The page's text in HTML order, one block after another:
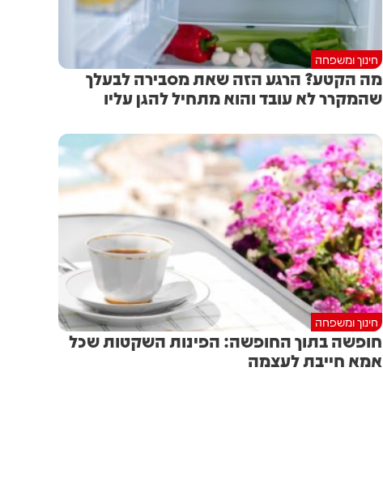
חינוך ומשפחה
מה הקטע? הרגע הזה שאת מסבירה לבעלך
שהמקרר לא עובד והוא מתחיל להגן עליו
חינוך ומשפחה
חופשה בתוך החופשה: הפינות השקטות שכל
אמא חייבת לעצמה